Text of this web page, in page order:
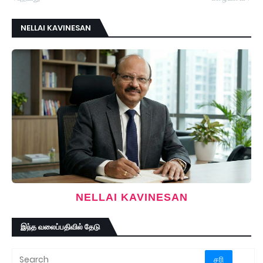
NELLAI KAVINESAN
NELLAI KAVINESAN
இந்த வலைப்பதிவில் தேடு